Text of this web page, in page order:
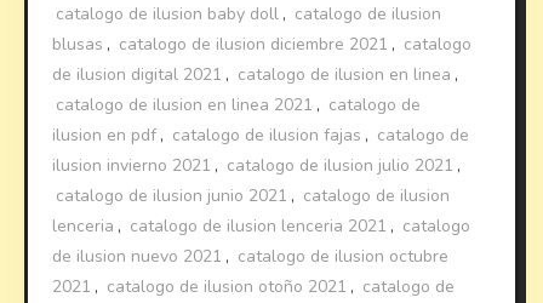
catalogo de ilusion baby doll , catalogo de ilusion
blusas , catalogo de ilusion diciembre 2021 , catalogo
de ilusion digital 2021 , catalogo de ilusion en linea ,
catalogo de ilusion en linea 2021 , catalogo de
ilusion en pdf , catalogo de ilusion fajas , catalogo de
ilusion invierno 2021 , catalogo de ilusion julio 2021 ,
catalogo de ilusion junio 2021 , catalogo de ilusion
lenceria , catalogo de ilusion lenceria 2021 , catalogo
de ilusion nuevo 2021 , catalogo de ilusion octubre
2021 , catalogo de ilusion otoño 2021 , catalogo de